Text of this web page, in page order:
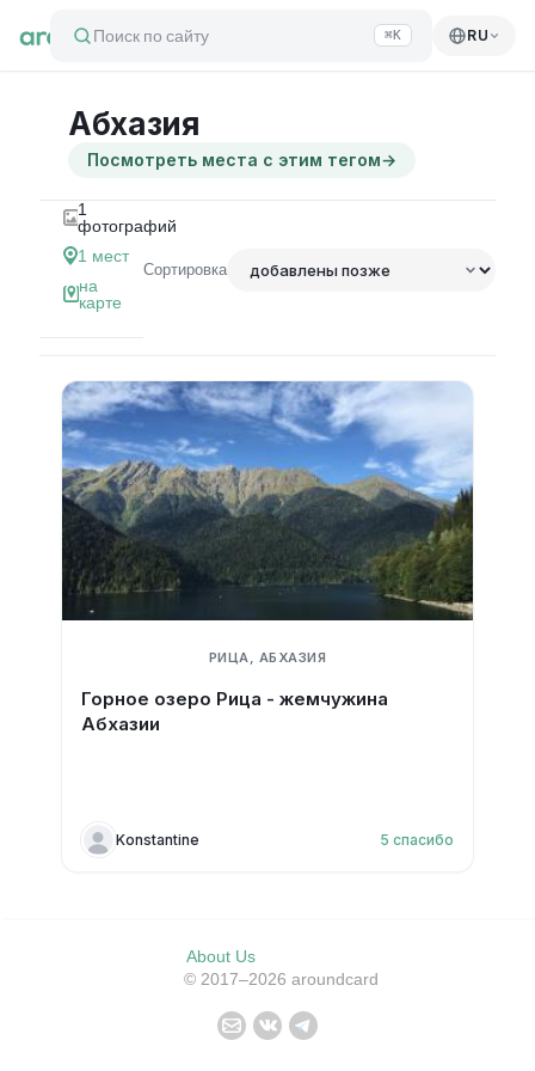
Поиск по сайту ⌘K RU
Абхазия
Посмотреть места с этим тегом→
1
фотографий
1 мест
на
карте
Сортировка
РИЦА, АБХАЗИЯ
Горное озеро Рица - жемчужина
Абхазии
Konstantine 5 спасибо
About Us
© 2017–2026 aroundcard